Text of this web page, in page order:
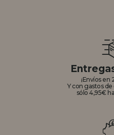
¡Envíos en
Y con gastos
sólo 4,95€